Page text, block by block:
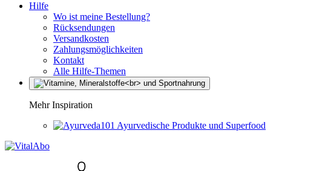
Hilfe
Wo ist meine Bestellung?
Rücksendungen
Versandkosten
Zahlungsmöglichkeiten
Kontakt
Alle Hilfe-Themen
Mehr Inspiration
Ayurvedische Produkte und Superfood